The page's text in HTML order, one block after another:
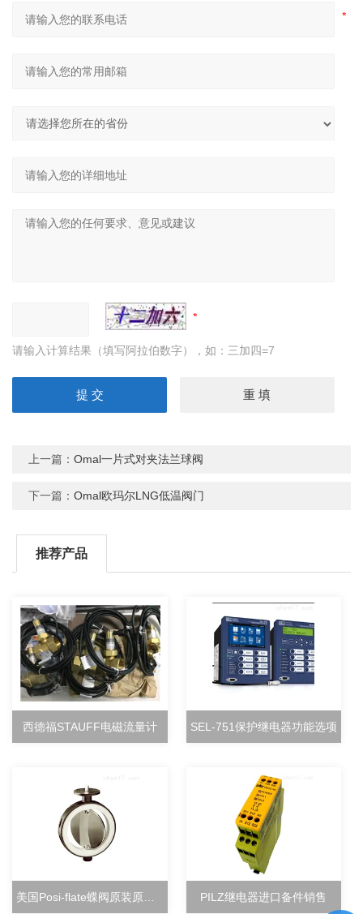
请输入计算结果（填写阿拉伯数字），如：三加四=7
上一篇：Omal一片式对夹法兰球阀
下一篇：Omal欧玛尔LNG低温阀门
推荐产品
西德福STAUFF电磁流量计 SEL-751保护继电器功能选项
PILZ继电器进口备件销售